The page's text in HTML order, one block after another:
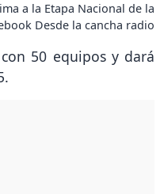
a la Etapa Nacional de la
Desde la cancha radio
50 equipos y dará